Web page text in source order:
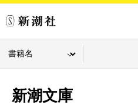
新潮文庫